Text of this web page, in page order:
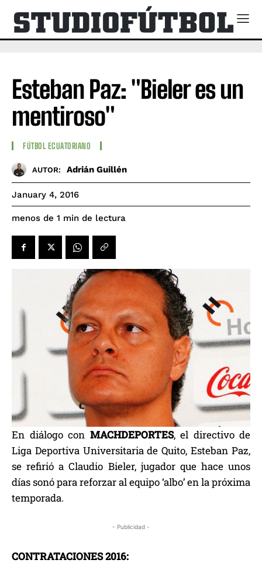
Esteban Paz: "Bieler es un
mentiroso"
FÚTBOL ECUATORIANO
AUTOR: Adrián Guillén
January 4, 2016
menos de 1 min de lectura
En diálogo con MACHDEPORTES, el directivo de
Liga Deportiva Universitaria de Quito, Esteban Paz,
se refirió a Claudio Bieler, jugador que hace unos
días sonó para reforzar al equipo ‘albo’ en la próxima
temporada.
- Publicidad -
CONTRATACIONES 2016: